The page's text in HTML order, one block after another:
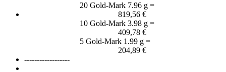
20 Gold-Mark 7.96 g =
819,56 €
10 Gold-Mark 3.98 g =
409,78 €
5 Gold-Mark 1.99 g =
204,89 €
------------------